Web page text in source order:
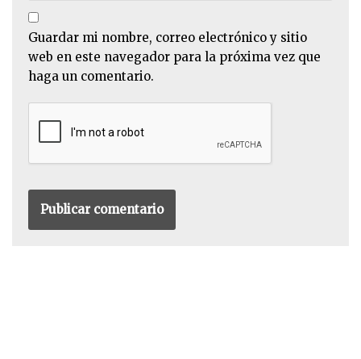
Guardar mi nombre, correo electrónico y sitio
web en este navegador para la próxima vez que
haga un comentario.